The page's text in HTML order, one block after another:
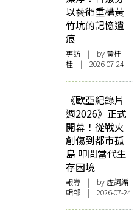
以藝術重構黃
竹坑的記憶遺
痕
專訪 | by 黃桂
桂 | 2026-07-24
《歐亞紀錄片
週2026》正式
開幕！從戰火
創傷到都市孤
島 叩問當代生
存困境
報導 | by 虛詞編
輯部 | 2026-07-24